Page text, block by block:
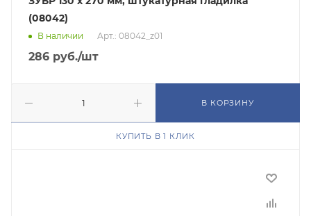
(08042)
В наличии Арт.: 08042_z01
286 руб./шт
В КОРЗИНУ
КУПИТЬ В 1 КЛИК